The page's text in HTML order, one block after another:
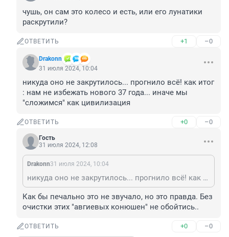
чушь, он сам это колесо и есть, или его лунатики
раскрутили?
ОТВЕТИТЬ +1 –0
Drakonn
31 июля 2024, 10:04
никуда оно не закрутилось... прогнило всё! как итог
: нам не избежать нового 37 года... иначе мы
"сложимся" как цивилизация
ОТВЕТИТЬ +0 –0
Гость
31 июля 2024, 12:08
Drakonn31 июля 2024, 10:04
никуда оно не закрутилось... прогнило всё! как итог : нам не избежать нового 37 года... иначе мы "сложимся" как цивилизация
Как бы печально это не звучало, но это правда. Без
очистки этих "авгиевых конюшен" не обойтись..
ОТВЕТИТЬ +0 –0